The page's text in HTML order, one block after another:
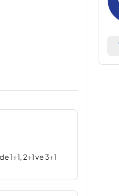
2+1 ve 3+1